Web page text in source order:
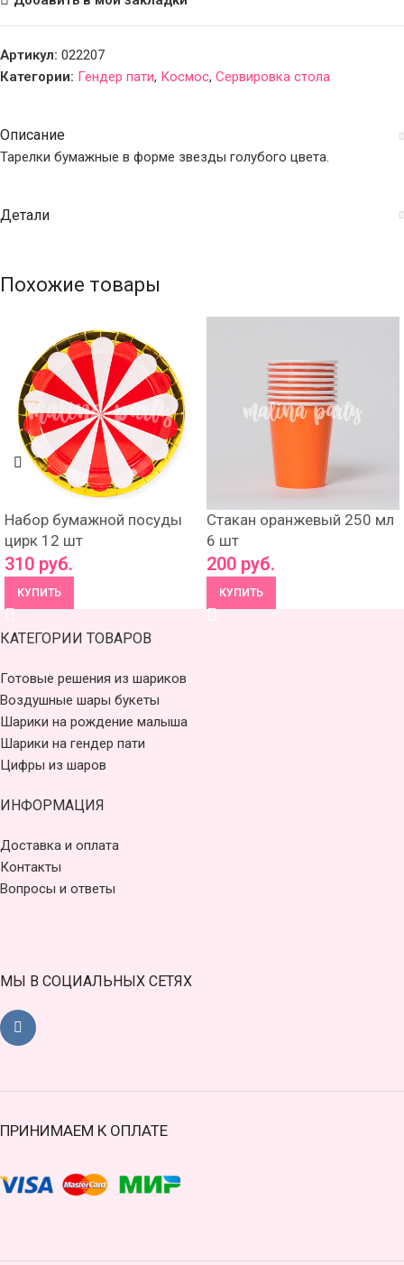
Артикул: 022207
Категории: Гендер пати, Космос, Сервировка стола
Описание
Тарелки бумажные в форме звезды голубого цвета.
Детали
Похожие товары
Набор бумажной посуды
цирк 12 шт
310 руб.
КУПИТЬ
Стакан оранжевый 250 мл
6 шт
200 руб.
КУПИТЬ
КАТЕГОРИИ ТОВАРОВ
Готовые решения из шариков
Воздушные шары букеты
Шарики на рождение малыша
Шарики на гендер пати
Цифры из шаров
ИНФОРМАЦИЯ
Доставка и оплата
Контакты
Вопросы и ответы
МЫ В СОЦИАЛЬНЫХ СЕТЯХ
ПРИНИМАЕМ К ОПЛАТЕ